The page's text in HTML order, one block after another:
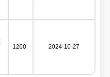
1200 2024-10-27